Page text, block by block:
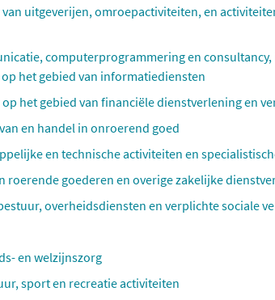
uitgeverijen, omroepactiviteiten, en
computerprogrammering en
het gebied van informatiediensten
het gebied van financiële dienstverlening en
en handel in onroerend goed
en technische activiteiten en
roerende goederen en overige zakelijke
overheidsdiensten en verplichte sociale
en welzijnszorg
sport en recreatie activiteiten